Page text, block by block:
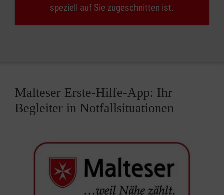
speziell auf Sie zugeschnitten ist.
Malteser Erste-Hilfe-App: Ihr
Begleiter in Notfallsituationen